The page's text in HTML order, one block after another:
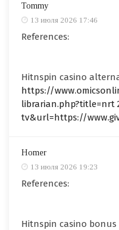
Tommy
13 июля 2026 17:46
References:
Hitnspin casino
https://
librarian.php?title=nrt
tv&url=https://
Homer
13 июля 2026 19:23
References:
Hitnspin casino